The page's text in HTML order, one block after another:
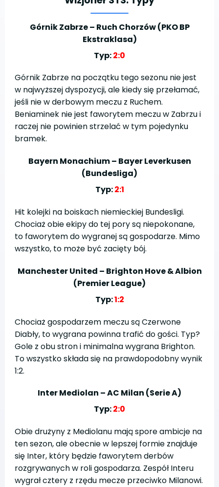
Górnik Zabrze – Ruch Chorzów (PKO BP
Ekstraklasa)
Typ:2:0
Górnik Zabrze na początku tego sezonu nie jest
w najwyższej dyspozycji, ale kiedy się przełamać,
jeśli nie w derbowym meczu z Ruchem.
Beniaminek nie jest faworytem meczu w Zabrzu i
raczej nie powinien strzelać w tym pojedynku
bramek.
Bayern Monachium – Bayer Leverkusen
(Bundesliga)
Typ:2:1
Hit kolejki na boiskach niemieckiej Bundesligi.
Chociaż obie ekipy do tej pory są niepokonane,
to faworytem do wygranej są gospodarze. Mimo
wszystko, to może być zacięty bój.
Manchester United – Brighton Hove & Albion
(Premier League)
Typ:1:2
Chociaż gospodarzem meczu są Czerwone
Diabły, to wygrana powinna trafić do gości. Typ?
Gole z obu stron i minimalna wygrana Brighton.
To wszystko składa się na prawdopodobny wynik
1:2.
Inter Mediolan – AC Milan (Serie A)
Typ:2:0
Obie drużyny z Mediolanu mają spore ambicje na
ten sezon, ale obecnie w lepszej formie znajduje
się Inter, który będzie faworytem derbów
rozgrywanych w roli gospodarza. Zespół Interu
wygrał cztery z rzędu mecze przeciwko Milanowi.